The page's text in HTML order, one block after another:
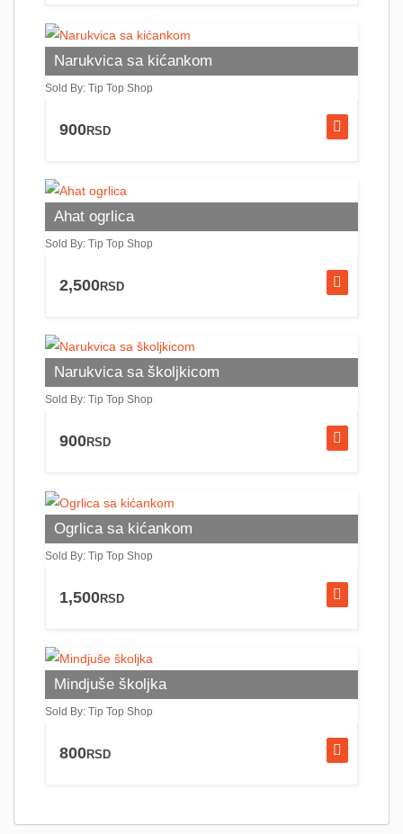
Narukvica sa kićankom
Sold By: Tip Top Shop
900RSD
Ahat ogrlica
Sold By: Tip Top Shop
2,500RSD
Narukvica sa školjkicom
Sold By: Tip Top Shop
900RSD
Ogrlica sa kićankom
Sold By: Tip Top Shop
1,500RSD
Mindjuše školjka
Sold By: Tip Top Shop
800RSD